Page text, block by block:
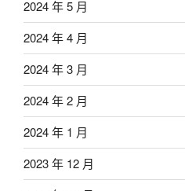
2024 年 5 月
2024 年 4 月
2024 年 3 月
2024 年 2 月
2024 年 1 月
2023 年 12 月